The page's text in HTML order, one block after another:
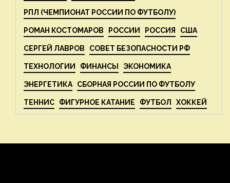
РПЛ (ЧЕМПИОНАТ РОССИИ ПО ФУТБОЛУ)
РОМАН КОСТОМАРОВ РОССИИ РОССИЯ США
СЕРГЕЙ ЛАВРОВ СОВЕТ БЕЗОПАСНОСТИ РФ
ТЕХНОЛОГИИ ФИНАНСЫ ЭКОНОМИКА
ЭНЕРГЕТИКА СБОРНАЯ РОССИИ ПО ФУТБОЛУ
ТЕННИС ФИГУРНОЕ КАТАНИЕ ФУТБОЛ ХОККЕЙ